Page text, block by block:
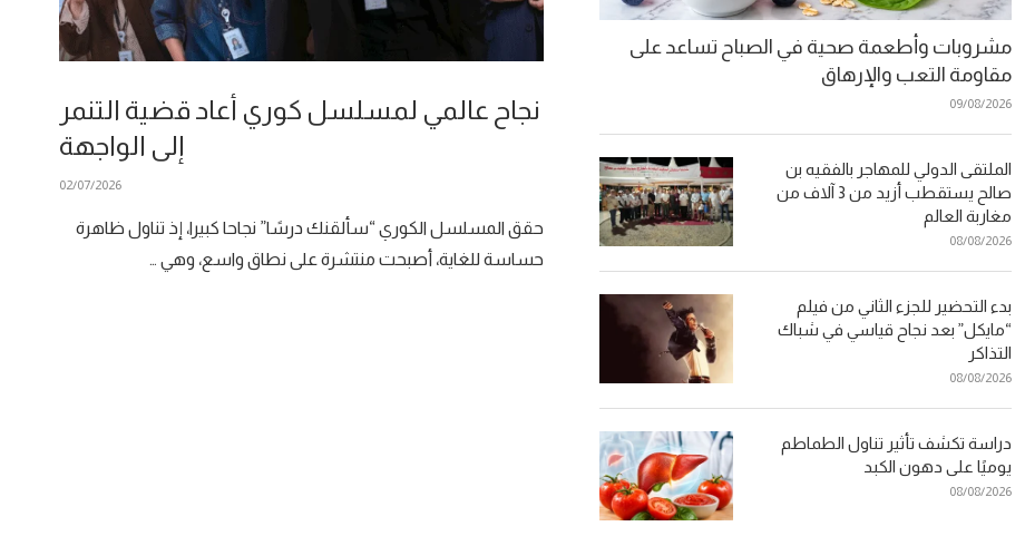
نجاح عالمي لمسلسل كوري أعاد قضية التنمر
إلى الواجهة
02/07/2026
حقق المسلسل الكوري “سألقنك درسًا” نجاحا كبيرا، إذ تناول ظاهرة
حساسة للغاية، أصبحت منتشرة على نطاق واسع، وهي …
مشروبات وأطعمة صحية في الصباح تساعد على
مقاومة التعب والإرهاق
09/08/2026
الملتقى الدولي للمهاجر بالفقيه بن
صالح يستقطب أزيد من 3 آلاف من
مغاربة العالم
08/08/2026
بدء التحضير للجزء الثاني من فيلم
“مايكل” بعد نجاح قياسي في شباك
التذاكر
08/08/2026
دراسة تكشف تأثير تناول الطماطم
يوميًا على دهون الكبد
08/08/2026